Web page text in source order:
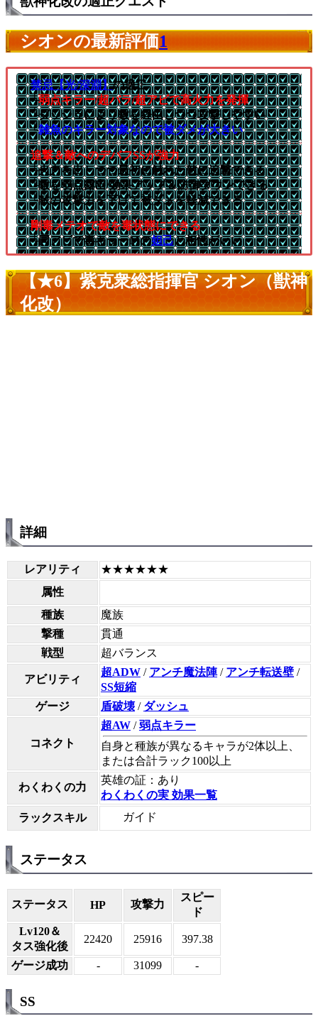
シオンの最新評価1
禁忌【光/深淵】の適正
└弱点キラー/超バラ/超アビで高火力を発揮
└ダッシュにより敵を経由しつつ攻撃しやすい
└雑魚のキラー対象なので被ダメが大きい
追撃＆敵へのデバフSSが強力
└火力を出しつつ最初に触れた敵に追撃できる
└敵を弱点露出/効果アップ＆防御ダウンできる
└敵の攻撃力を下げて被ダメを軽減できる
剛毒メテオで敵を毒状態にできる
└同アビで毒キラーMの妲己と相性がいい
【★6】紫克衆総指揮官 シオン（獣神
化改）
詳細
レアリティ
★★★★★★
属性
種族
魔族
撃種
貫通
戦型
超バランス
アビリティ
超ADW / アンチ魔法陣/ アンチ転送壁 /
SS短縮
ゲージ
盾破壊/ ダッシュ
コネクト
超AW /弱点キラー
自身と種族が異なるキャラが2体以上、
または合計ラック100以上
わくわくの力
英雄の証：あり
わくわくの実 効果一覧
ラックスキル
ガイド
ステータス
ステータス HP 攻撃力
スピー
ド
Lv120＆
タス強化後
22420 25916 397.38
ゲージ成功 - 31099 -
SS